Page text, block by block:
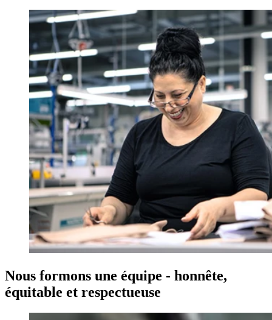
Nous formons une équipe - honnête,
équitable et respectueuse